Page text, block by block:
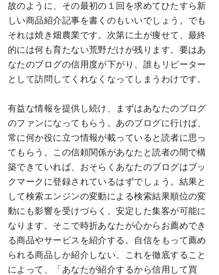
故のように、その最初の１回を求めてひたすら新
しい商品紹介記事を書くのもいいでしょう。でも
それは焼き畑農業です。次第に土が痩せて、最終
的には何も育たない荒野だけが残ります。要はあ
なたのブログの信用度が下がり、誰もリピーター
として訪問してくれなくなってしまうわけです。
有益な情報を提供し続け、まずはあなたのブログ
のファンになってもらう。あのブログに行けば、
常に何か役に立つ情報が載っていると読者に思っ
てもらう。この信頼関係があなたと読者の間で構
築できていれば、おそらくあなたのブログはブッ
クマークに登録されているはずでしょう。結果と
して検索エンジンの変動による検索結果順位の変
動にも影響を受けづらく、安定した集客が可能に
なります。そこで時折あなたが心からお薦めでき
る商品やサービスを紹介する。自信をもって薦め
られる商品しか紹介しない。これを徹底すること
によって、「あなたが紹介するから信用して買